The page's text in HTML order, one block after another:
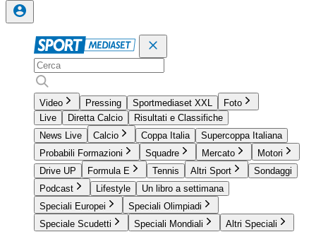
Video Pressing Sportmediaset XXL
Foto
Live
Diretta Calcio
Risultati e Classifiche
News Live
Calcio Coppa Italia
Supercoppa Italiana
Probabili Formazioni
Squadre Mercato
Motori
Drive UP
Formula E Tennis Altri Sport
Sondaggi
Podcast
Lifestyle
Un libro a settimana
Speciali Europei
Speciali Olimpiadi
Speciale Scudetti
Speciali Mondiali Altri Speciali